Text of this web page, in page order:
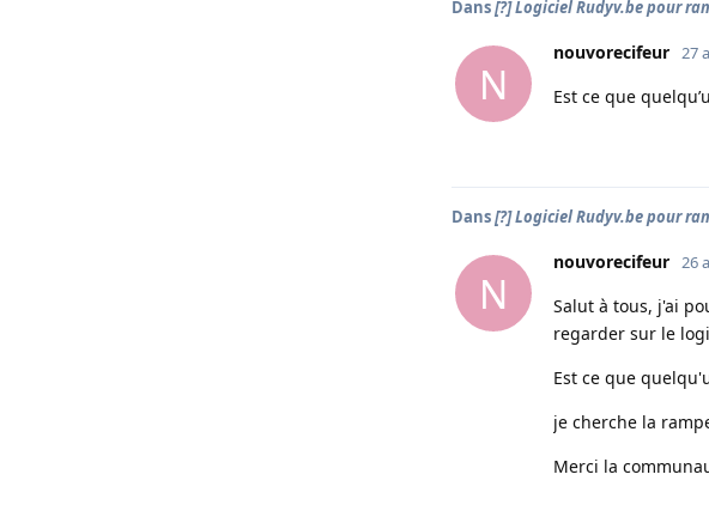
Dans[?] Logiciel Rudyv.be pour
N
nouvorecifeur 27
Est ce que
Dans[?] Logiciel Rudyv.be pour
N
nouvorecifeur 26
Salut à tous, j'ai
regarder sur le
Est ce que
je cherche la
Merci la